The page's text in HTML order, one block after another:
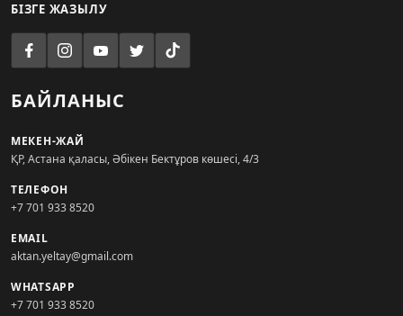
БІЗГЕ ЖАЗЫЛУ
БАЙЛАНЫС
МЕКЕН-ЖАЙ
ҚР, Астана қаласы, Әбікен Бектұров көшесі, 4/3
ТЕЛЕФОН
+7 701 933 8520
EMAIL
aktan.yeltay@gmail.com
WHATSAPP
+7 701 933 8520